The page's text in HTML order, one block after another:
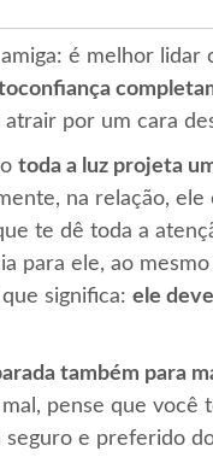
é melhor
atrair por um cara
toda a luz projeta
na relação,
te dê toda a
para ele, ao
significa: ele
também para
pense que
seguro e preferido